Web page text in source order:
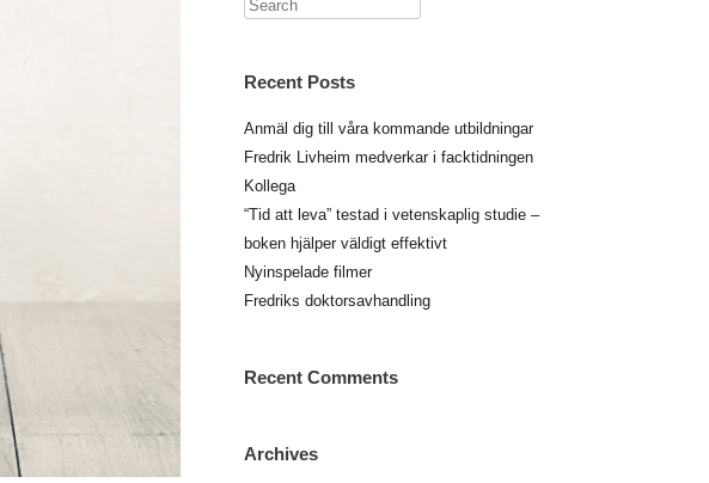
Search
Recent Posts
Anmäl dig till våra kommande utbildningar
Fredrik Livheim medverkar i facktidningen
Kollega
“Tid att leva” testad i vetenskaplig studie –
boken hjälper väldigt effektivt
Nyinspelade filmer
Fredriks doktorsavhandling
Recent Comments
Archives